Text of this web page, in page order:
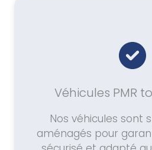
Véhicules PMR
Nos véhicules sont
aménagés pour